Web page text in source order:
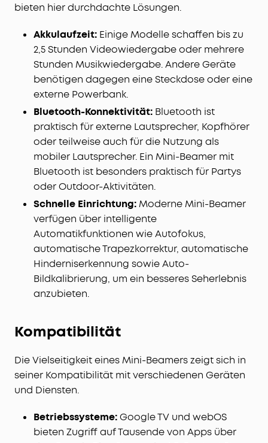
bieten hier durchdachte Lösungen.
Akkulaufzeit: Einige Modelle schaffen bis zu
2,5 Stunden Videowiedergabe oder mehrere
Stunden Musikwiedergabe. Andere Geräte
benötigen dagegen eine Steckdose oder eine
externe Powerbank.
Bluetooth-Konnektivität: Bluetooth ist
praktisch für externe Lautsprecher, Kopfhörer
oder teilweise auch für die Nutzung als
mobiler Lautsprecher. Ein Mini-Beamer mit
Bluetooth ist besonders praktisch für Partys
oder Outdoor-Aktivitäten.
Schnelle Einrichtung:Moderne Mini-Beamer
verfügen über intelligente
Automatikfunktionen wie Autofokus,
automatische Trapezkorrektur, automatische
Hinderniserkennung sowie Auto-
Bildkalibrierung, um ein besseres Seherlebnis
anzubieten.
Kompatibilität
Die Vielseitigkeit eines Mini-Beamers zeigt sich in
seiner Kompatibilität mit verschiedenen Geräten
und Diensten.
Betriebssysteme:Google TV und webOS
bieten Zugriff auf Tausende von Apps über